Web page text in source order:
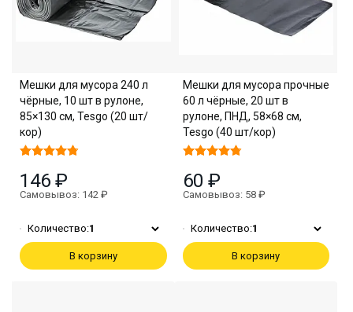
Мешки для мусора 240 л
чёрные, 10 шт в рулоне,
85×130 см, Tesgo (20 шт/
кор)
146 ₽
Самовывоз: 142 ₽
Количество:1
В корзину
Мешки для мусора прочные
60 л чёрные, 20 шт в
рулоне, ПНД, 58×68 см,
Tesgo (40 шт/кор)
60 ₽
Самовывоз: 58 ₽
Количество:1
В корзину